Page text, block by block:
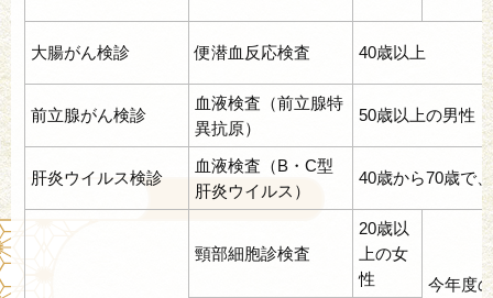
大腸がん検診 便潜血反応検査 40歳以上
前立腺がん検診
血液検査（前立腺特
異抗原）
50歳以上の男性
肝炎ウイルス検診
血液検査（B・C型
肝炎ウイルス）
40歳から70歳で
頸部細胞診検査
20歳以
上の女
性
今年度